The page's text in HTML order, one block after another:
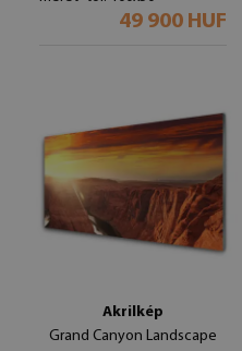
49 900 HUF
Akrilkép
Grand Canyon Landscape